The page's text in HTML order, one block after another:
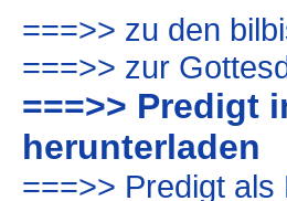
===>> zu den
===>> zur
===>> Predigt
herunterladen
===>> Predigt